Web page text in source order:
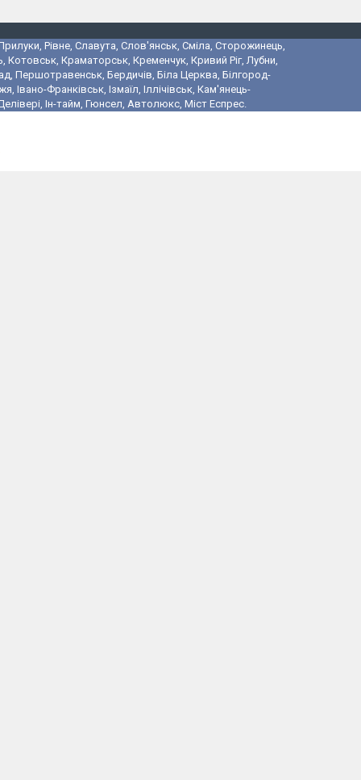
Рівне, Славута, Слов'янськ, Сміла, Сторожинець,
Краматорськ, Кременчук, Кривий Ріг, Лубни,
Першотравенськ, Бердичів, Біла Церква, Білгород-
Франківськ, Ізмаїл, Іллічівськ, Кам'янець-
Ін-тайм, Гюнсел, Автолюкс, Міст Еспрес.